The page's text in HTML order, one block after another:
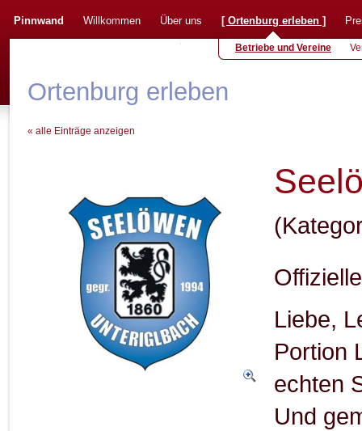
Pinnwand Willkommen Über uns [ Ortenburg erleben ]
Betriebe und Vereine
Ortenburg erleben
« alle Einträge anzeigen
Liebe,
Portion
echten
Und